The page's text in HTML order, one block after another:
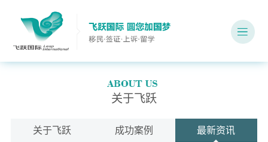
关于飞跃
关于飞跃 成功案例 最新资讯